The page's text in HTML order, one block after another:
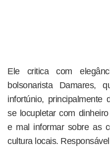
Ele critica com
bolsonarista
infortúnio, principalmente
se locupletar com
e mal informar sobre as
cultura locais.